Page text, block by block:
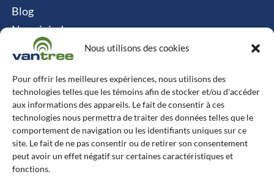
Nous utilisons des cookies
Pour offrir les meilleures expériences, nous utilisons des
technologies telles que les témoins afin de stocker et/ou d'accéder
aux informations des appareils. Le fait de consentir à ces
technologies nous permettra de traiter des données telles que le
comportement de navigation ou les identifiants uniques sur ce
site. Le fait de ne pas consentir ou de retirer son consentement
peut avoir un effet négatif sur certaines caractéristiques et
fonctions.
Blog
Nous joindre
Politique relative aux cookies
Contact
Vantree Systems
514-747-0350
6500 TransCanada, Chemin de Service S, 4e
étage, Pointe-Claire, QC H9R 0A5